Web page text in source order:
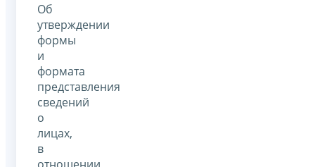
Об
утверждении
формы
и
формата
представления
сведений
о
лицах,
в
отношении